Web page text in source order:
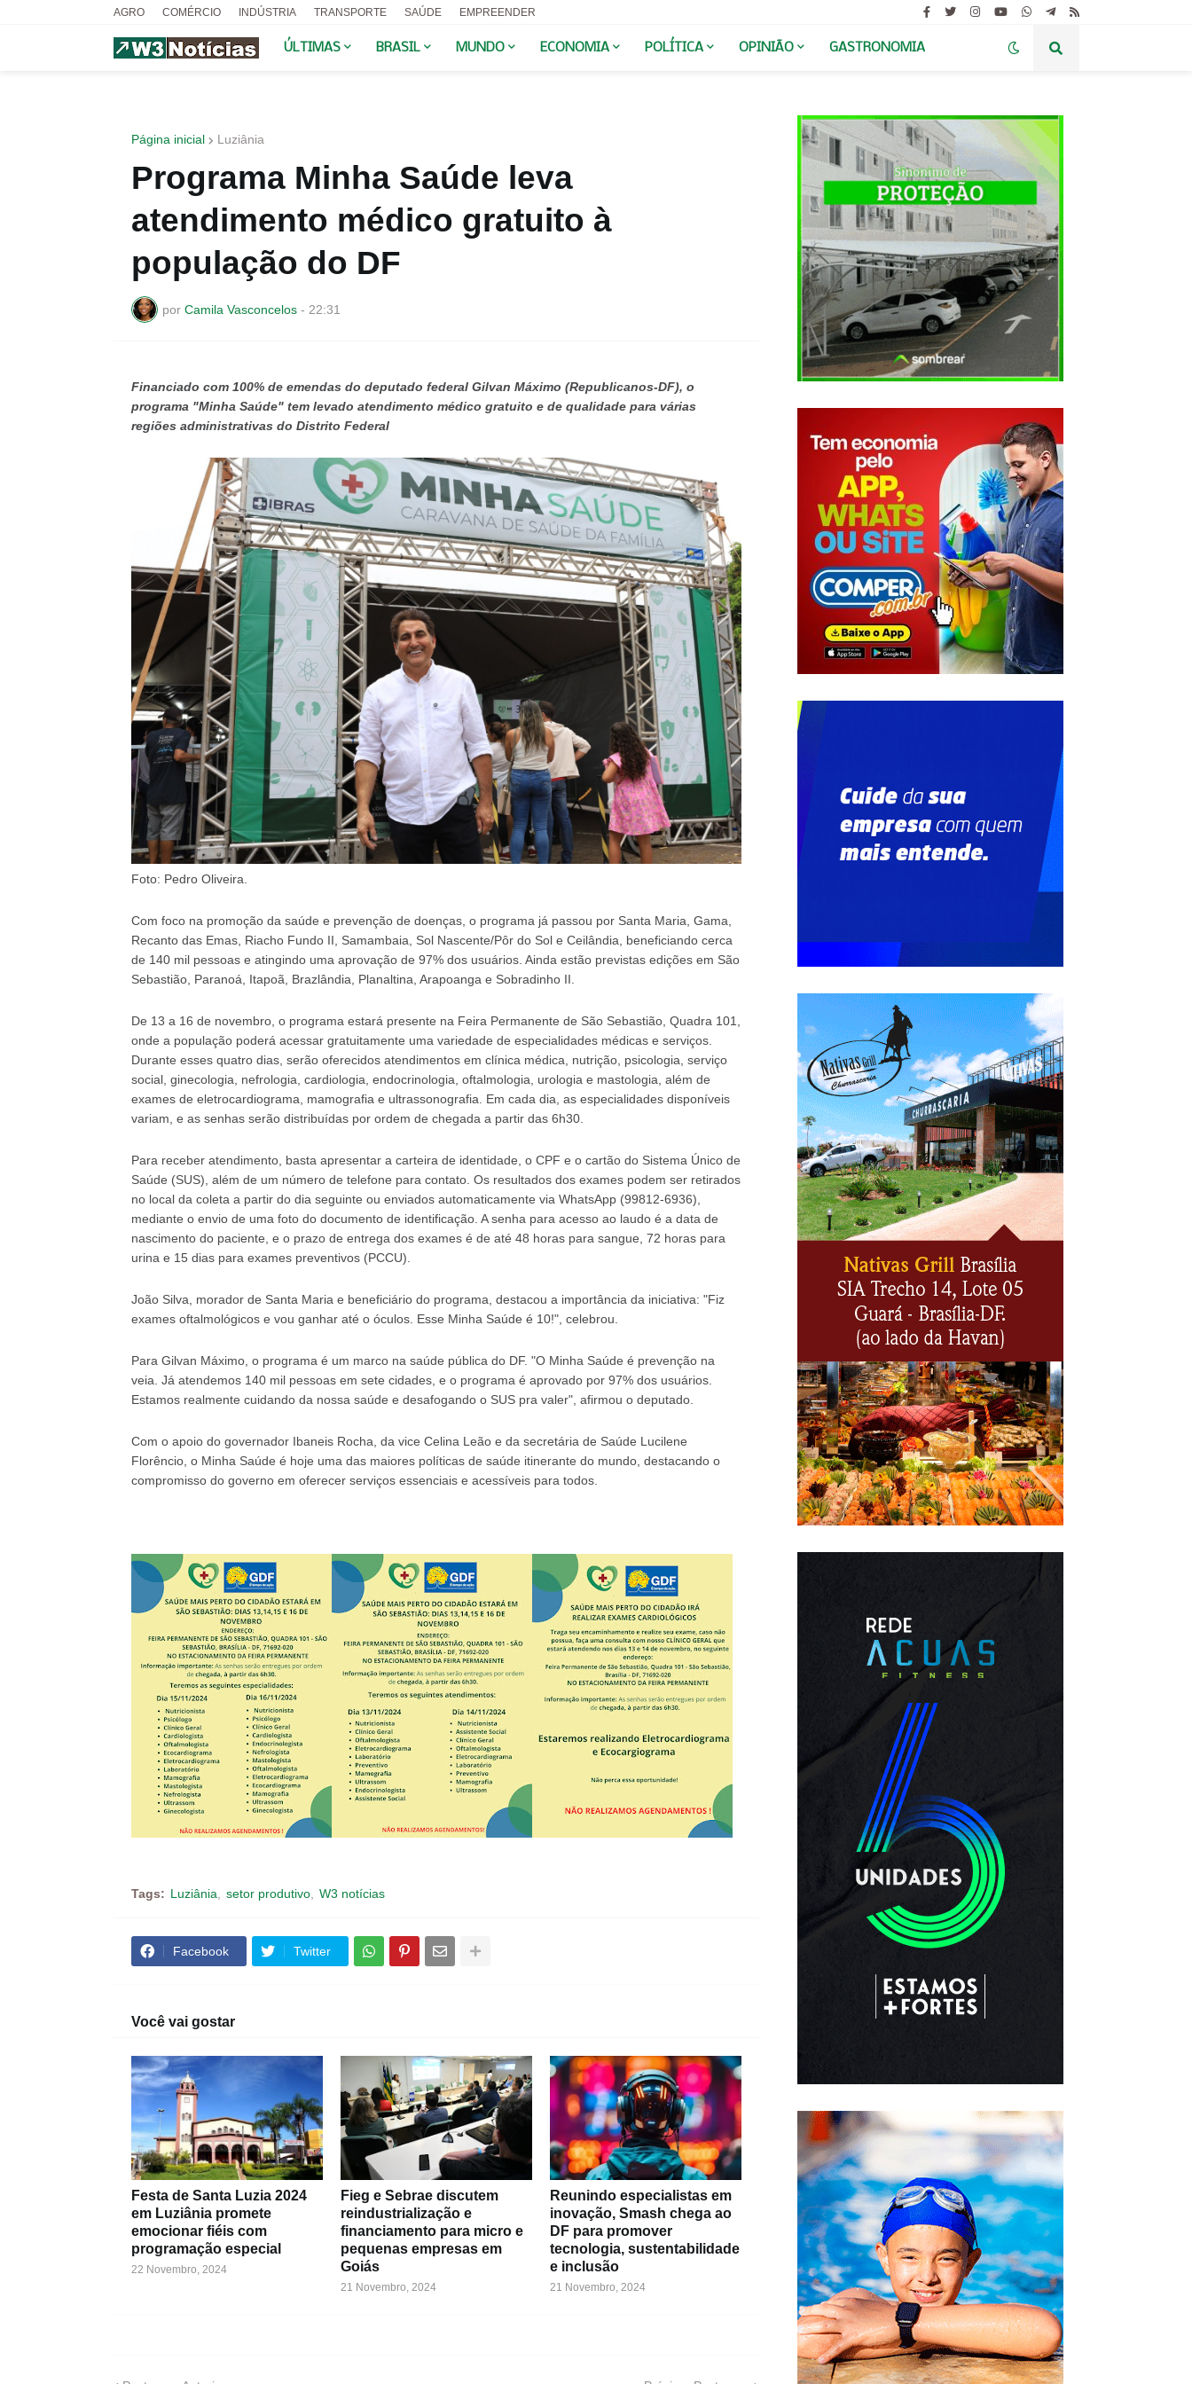
AGRO COMÉRCIO INDÚSTRIA TRANSPORTE SAÚDE EMPREENDER
ÚLTIMAS BRASIL MUNDO ECONOMIA POLÍTICA OPINIÃO GASTRONOMIA
Página inicial Luziânia
Programa Minha Saúde leva
atendimento médico gratuito à
população do DF
por Camila Vasconcelos - 22:31
Financiado com 100% de emendas do deputado federal Gilvan Máximo (Republicanos-DF), o
programa "Minha Saúde" tem levado atendimento médico gratuito e de qualidade para várias
regiões administrativas do Distrito Federal
Foto: Pedro Oliveira.
Com foco na promoção da saúde e prevenção de doenças, o programa já passou por Santa Maria, Gama,
Recanto das Emas, Riacho Fundo II, Samambaia, Sol Nascente/Pôr do Sol e Ceilândia, beneficiando cerca
de 140 mil pessoas e atingindo uma aprovação de 97% dos usuários. Ainda estão previstas edições em São
Sebastião, Paranoá, Itapoã, Brazlândia, Planaltina, Arapoanga e Sobradinho II.
De 13 a 16 de novembro, o programa estará presente na Feira Permanente de São Sebastião, Quadra 101,
onde a população poderá acessar gratuitamente uma variedade de especialidades médicas e serviços.
Durante esses quatro dias, serão oferecidos atendimentos em clínica médica, nutrição, psicologia, serviço
social, ginecologia, nefrologia, cardiologia, endocrinologia, oftalmologia, urologia e mastologia, além de
exames de eletrocardiograma, mamografia e ultrassonografia. Em cada dia, as especialidades disponíveis
variam, e as senhas serão distribuídas por ordem de chegada a partir das 6h30.
Para receber atendimento, basta apresentar a carteira de identidade, o CPF e o cartão do Sistema Único de
Saúde (SUS), além de um número de telefone para contato. Os resultados dos exames podem ser retirados
no local da coleta a partir do dia seguinte ou enviados automaticamente via WhatsApp (99812-6936),
mediante o envio de uma foto do documento de identificação. A senha para acesso ao laudo é a data de
nascimento do paciente, e o prazo de entrega dos exames é de até 48 horas para sangue, 72 horas para
urina e 15 dias para exames preventivos (PCCU).
João Silva, morador de Santa Maria e beneficiário do programa, destacou a importância da iniciativa: "Fiz
exames oftalmológicos e vou ganhar até o óculos. Esse Minha Saúde é 10!", celebrou.
Para Gilvan Máximo, o programa é um marco na saúde pública do DF. "O Minha Saúde é prevenção na
veia. Já atendemos 140 mil pessoas em sete cidades, e o programa é aprovado por 97% dos usuários.
Estamos realmente cuidando da nossa saúde e desafogando o SUS pra valer", afirmou o deputado.
Com o apoio do governador Ibaneis Rocha, da vice Celina Leão e da secretária de Saúde Lucilene
Florêncio, o Minha Saúde é hoje uma das maiores políticas de saúde itinerante do mundo, destacando o
compromisso do governo em oferecer serviços essenciais e acessíveis para todos.
Tags: Luziânia setor produtivo W3 notícias
Facebook Twitter
Você vai gostar
Festa de Santa Luzia 2024
em Luziânia promete
emocionar fiéis com
programação especial
22 Novembro, 2024
Fieg e Sebrae discutem
reindustrialização e
financiamento para micro e
pequenas empresas em
Goiás
21 Novembro, 2024
Reunindo especialistas em
inovação, Smash chega ao
DF para promover
tecnologia, sustentabilidade
e inclusão
21 Novembro, 2024